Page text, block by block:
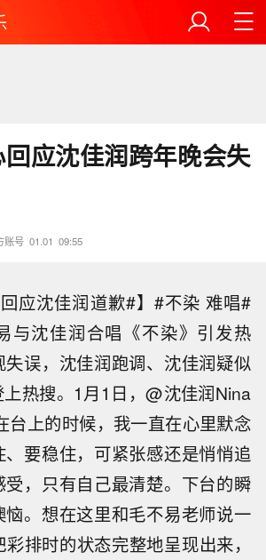
应沈佳润跨年晚会失
账号 01.01 09:55
回应沈佳润道歉#】#不染 难唱#
与沈佳润合唱《不染》引发热
误，沈佳润跑调、沈佳润疑似
热搜。1月1日，@沈佳润Nina
台上的时候，我一直在心里默念
要稳住，可紧张感还是悄悄追
，只有自己最清楚。下台的瞬
。想在这里和毛不易老师说一
排时的状态完整地呈现出来，